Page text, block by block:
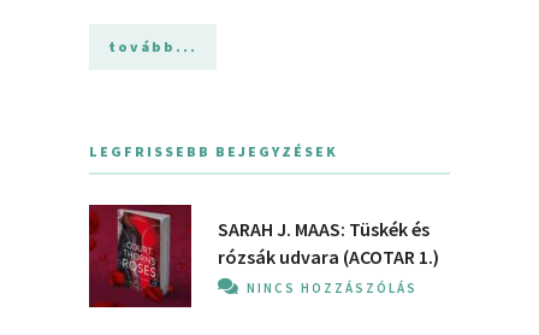
tovább...
LEGFRISSEBB BEJEGYZÉSEK
SARAH J. MAAS: Tüskék és
rózsák udvara (ACOTAR 1.)
NINCS HOZZÁSZÓLÁS